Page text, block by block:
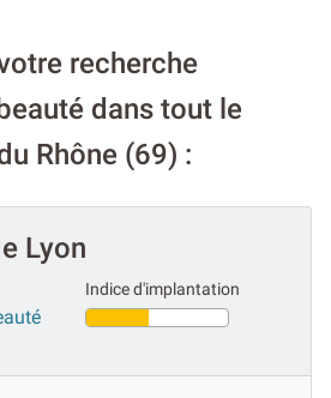
recherche
dans tout le
Rhône (69) :
Lyon
Indice d'implantation